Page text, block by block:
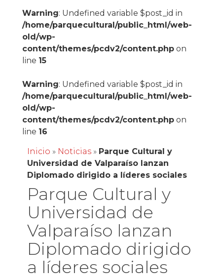
Warning: Undefined variable $post_id in
/home/parquecultural/public_html/web-
old/wp-
content/themes/pcdv2/content.phpon
line 15
Warning: Undefined variable $post_id in
/home/parquecultural/public_html/web-
old/wp-
content/themes/pcdv2/content.phpon
line 16
Inicio » Noticias» Parque Cultural y
Universidad de Valparaíso lanzan
Diplomado dirigido a líderes sociales
Parque Cultural y
Universidad de
Valparaíso lanzan
Diplomado dirigido
a líderes sociales